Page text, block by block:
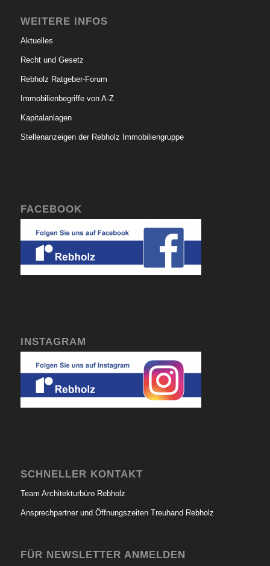
WEITERE INFOS
Aktuelles
Recht und Gesetz
Rebholz Ratgeber-Forum
Immobilienbegriffe von A-Z
Kapitalanlagen
Stellenanzeigen der Rebholz Immobiliengruppe
FACEBOOK
INSTAGRAM
SCHNELLER KONTAKT
Team Architekturbüro Rebholz
Ansprechpartner und Öffnungszeiten Treuhand Rebholz
FÜR NEWSLETTER ANMELDEN